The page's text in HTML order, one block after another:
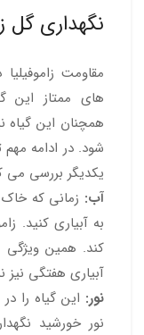
نگهداری گل
مقاومت
های ممتاز این
همچنان این گیاه
شود. در ادامه مهم
یکدیگر بررسی می
آب: زمانی که
به آبیاری کنید.
کند. همین
آبیاری هفتگی نیز
نور: این گیاه را
نور خورشید